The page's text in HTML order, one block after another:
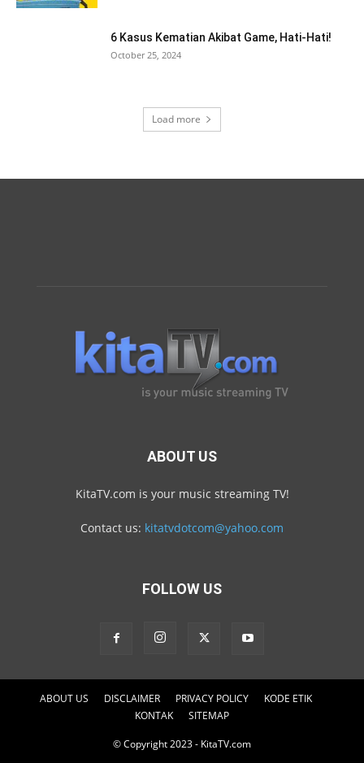
6 Kasus Kematian Akibat Game, Hati-Hati!
October 25, 2024
Load more
ABOUT US
KitaTV.com is your music streaming TV!
Contact us: kitatvdotcom@yahoo.com
FOLLOW US
ABOUT US DISCLAIMER PRIVACY POLICY
KODE ETIK
KONTAK
SITEMAP
© Copyright 2023 - KitaTV.com